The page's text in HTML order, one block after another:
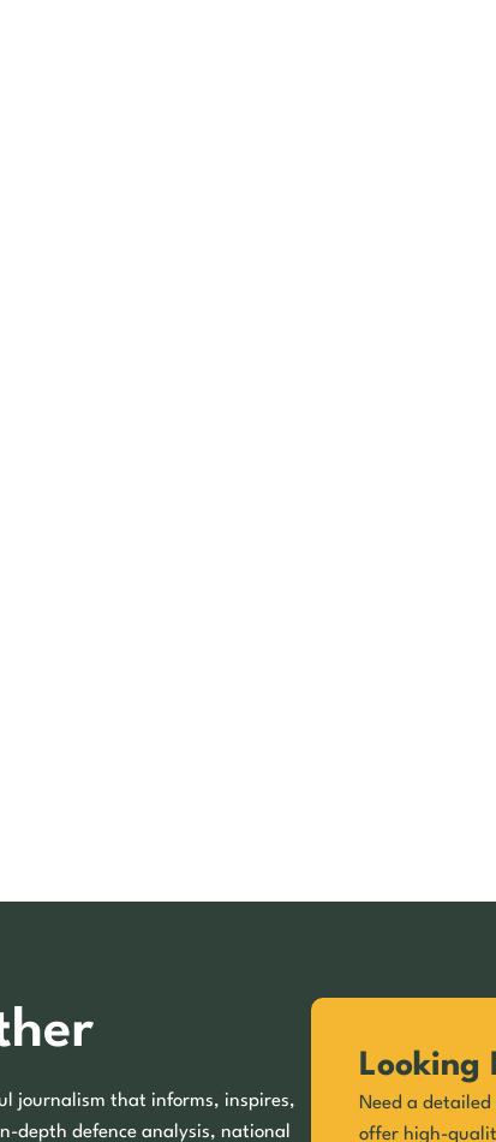
journalism that informs, inspires,
depth defence analysis, national
Looking
Need a
offer high-